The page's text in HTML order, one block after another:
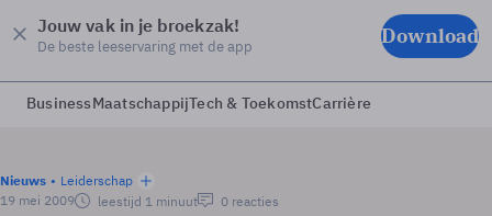
Jouw vak in je broekzak!
De beste leeservaring met de app Download
BusinessMaatschappijTech & ToekomstCarrière
Nieuws
Leiderschap
19 mei 2009
leestijd 1 minuut 0 reacties